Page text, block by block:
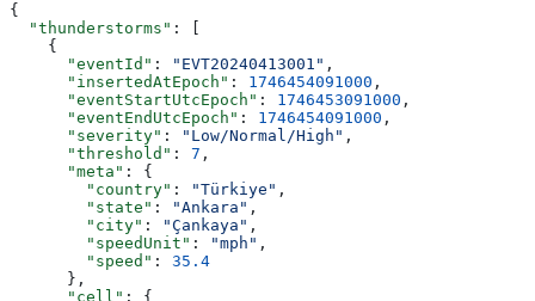
{
  "thunderstorms"
: [
    {
      "eventId"
: "EVT20240413001" ,
      "insertedAtEpoch"
: 1746454091000 ,
      "eventStartUtcEpoch"
: 1746453091000 ,
      "eventEndUtcEpoch"
: 1746454091000 ,
      "severity"
: "Low/Normal/High" ,
      "threshold"
: 7 ,
      "meta"
: {
        "country"
: "Türkiye" ,
        "state"
: "Ankara" ,
        "city"
: "Çankaya" ,
        "speedUnit"
: "mph" ,
        "speed"
: 35.4
      },
      "cell"
: {